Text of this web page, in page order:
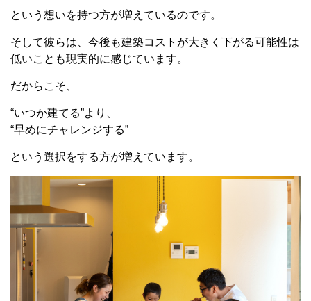
という想いを持つ方が増えているのです。
そして彼らは、今後も建築コストが大きく下がる可能性は
低いことも現実的に感じています。
だからこそ、
“いつか建てる”より、
“早めにチャレンジする”
という選択をする方が増えています。